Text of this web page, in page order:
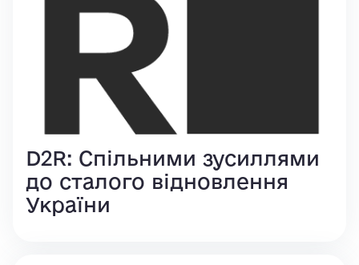
D2R: Спільними зусиллями
до сталого відновлення
України